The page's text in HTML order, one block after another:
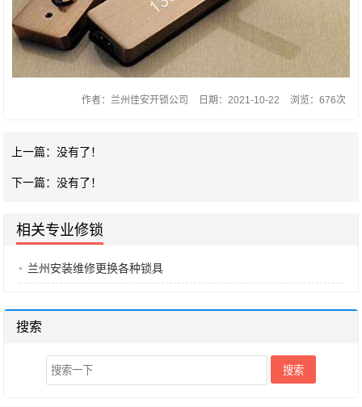
作者：兰州佳安开锁公司 日期：2021-10-22 浏览：676次
上一篇：没有了！
下一篇：没有了！
相关专业修锁
兰州安装维修更换各种锁具
搜索